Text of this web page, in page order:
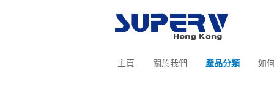
主頁 關於我們 產品分類 如